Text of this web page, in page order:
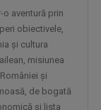
o aventură prin
obiectivele,
și cultura
misiunea
și
de bogată
și lista